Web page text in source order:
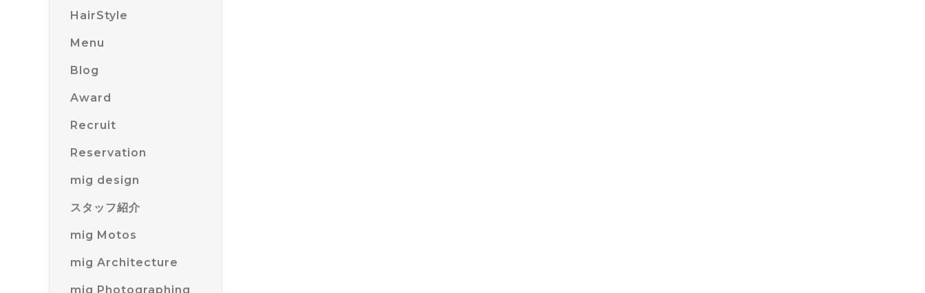
HairStyle
Menu
Blog
Award
Recruit
Reservation
mig design
スタッフ紹介
mig Motos
mig Architecture
mig Photographing